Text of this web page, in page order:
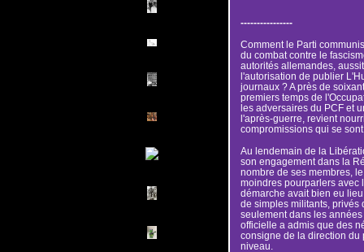
----------------
Comment le Parti
du combat contre le
autorités allemandes,
l'autorisation de publier
journaux ? A près de
premiers temps de
les adversaires du PCF et
l'après-guerre, revient
compromissions qui se
Au lendemain de la
son engagement dans la
nombre de ses membres,
moindres pourparlers avec
démarche avait bien eu
de simples militants, privés
seulement dans les
officielle a admis que des
consigne de la direction du
niveau.